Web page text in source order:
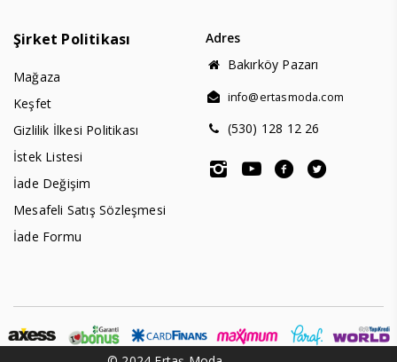
Şirket Politikası
Mağaza
Keşfet
Gizlilik İlkesi Politikası
İstek Listesi
İade Değişim
Mesafeli Satış Sözleşmesi
İade Formu
Adres
Bakırköy Pazarı
info@ertasmoda.com
(530) 128 12 26